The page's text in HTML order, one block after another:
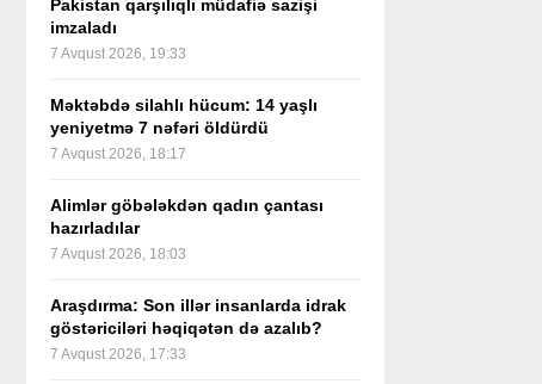
Pakistan qarşılıqlı müdafiə sazişi
imzaladı
7 Avqust 2026, 19:33
Məktəbdə silahlı hücum: 14 yaşlı
yeniyetmə 7 nəfəri öldürdü
7 Avqust 2026, 18:17
Alimlər göbələkdən qadın çantası
hazırladılar
7 Avqust 2026, 18:03
Araşdırma: Son illər insanlarda idrak
göstəriciləri həqiqətən də azalıb?
7 Avqust 2026, 17:33